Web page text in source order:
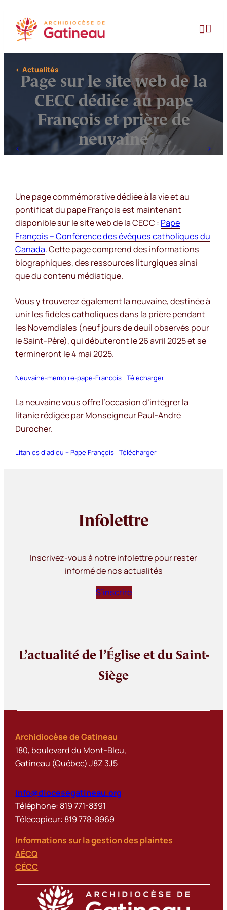
contenu

Actualités
Page sur le site web de la
CECC dédiée au pape
François et prière de
neuvaine
Une page commémorative dédiée à la vie et au
pontificat du pape François est maintenant
disponible sur le site web de la CECC : Pape
François – Conférence des évêques catholiques du
Canada. Cette page comprend des informations
biographiques, des ressources liturgiques ainsi
que du contenu médiatique.
Vous y trouverez également la neuvaine, destinée à
unir les fidèles catholiques dans la prière pendant
les Novemdiales (neuf jours de deuil observés pour
le Saint-Père), qui débuteront le 26 avril 2025 et se
termineront le 4 mai 2025.
Neuvaine-memoire-pape-Francois Télécharger
La neuvaine vous offre l’occasion d’intégrer la
litanie rédigée par Monseigneur Paul-André
Durocher.
Litanies d’adieu – Pape François Télécharger
Infolettre
Inscrivez-vous à notre infolettre pour rester
informé de nos actualités
S’inscrire
L’actualité de l’Église et du Saint-
Siège
Archidiocèse de Gatineau
180, boulevard du Mont-Bleu,
Gatineau (Québec) J8Z 3J5
info@diocesegatineau.org
Téléphone: 819 771-8391
Télécopieur: 819 778-8969
Informations sur la gestion des plaintes
AÉCQ
CÉCC